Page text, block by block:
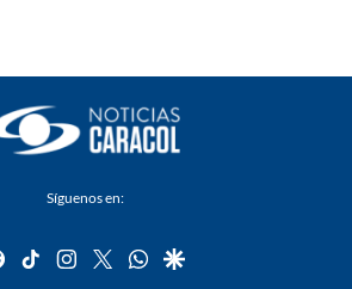
Síguenos en:
facebook
tiktok instagram
twitterwhatsapp
google